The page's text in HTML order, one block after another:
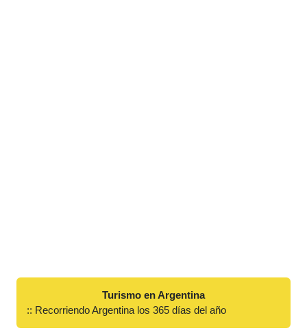
Turismo en Argentina
:: Recorriendo Argentina los 365 días del año